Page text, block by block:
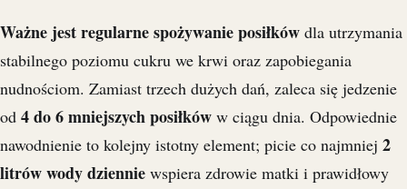
Ważne jest regularne spożywanie posiłków dla utrzymania
stabilnego poziomu cukru we krwi oraz zapobiegania
nudnościom. Zamiast trzech dużych dań, zaleca się jedzenie
od 4 do 6 mniejszych posiłków w ciągu dnia. Odpowiednie
nawodnienie to kolejny istotny element; picie co najmniej 2
litrów wody dziennie wspiera zdrowie matki i prawidłowy